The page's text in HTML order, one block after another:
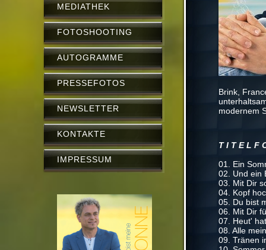
Brink,
modernem
T I T E L F
01. Ein
02. Und ein
03. Mit Dir
04. Kopf
05. Du bist
06. Mit Dir
07. Heut'
08. Alle
09. Tränen
MEDIATHEK
FOTOSHOOTING
AUTOGRAMME
PRESSEFOTOS
NEWSLETTER
KONTAKTE
IMPRESSUM